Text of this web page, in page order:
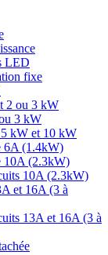
LED
fixe
2 ou 3 kW
3 kW
kW et 10 kW
6A (1.4kW)
10A (2.3kW)
10A (2.3kW)
et 16A (3 à
13A et 16A (3 à